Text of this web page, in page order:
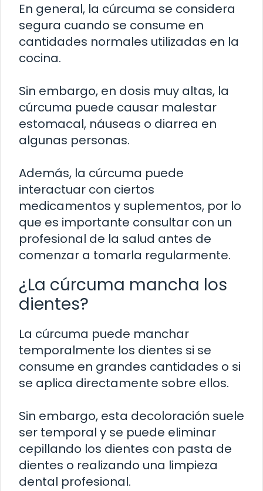
En general, la cúrcuma se considera
segura cuando se consume en
cantidades normales utilizadas en la
cocina.
Sin embargo, en dosis muy altas, la
cúrcuma puede causar malestar
estomacal, náuseas o diarrea en
algunas personas.
Además, la cúrcuma puede
interactuar con ciertos
medicamentos y suplementos, por lo
que es importante consultar con un
profesional de la salud antes de
comenzar a tomarla regularmente.
¿La cúrcuma mancha los
dientes?
La cúrcuma puede manchar
temporalmente los dientes si se
consume en grandes cantidades o si
se aplica directamente sobre ellos.
Sin embargo, esta decoloración suele
ser temporal y se puede eliminar
cepillando los dientes con pasta de
dientes o realizando una limpieza
dental profesional.